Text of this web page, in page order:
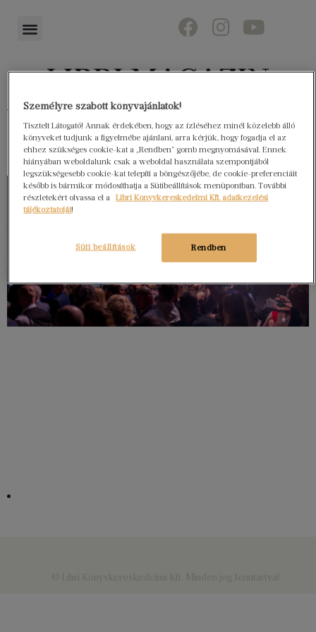
Könyvektől az olvasókig
Személyre szabott könyvajánlatok!
Tisztelt Látogató! Annak érdekében, hogy az ízléséhez minél közelebb álló
könyveket tudjunk a figyelmébe ajánlani, arra kérjük, hogy fogadja el az
ehhez szükséges cookie-kat a „Rendben” gomb megnyomásával. Ennek
hiányában weboldalunk csak a weboldal használata szempontjából
legszükségesebb cookie-kat telepíti a böngészőjébe, de cookie-preferenciáit
később is bármikor módosíthatja a Sütibeállítások menüpontban. További
részletekért olvassa el a
Libri Könyvkereskedelmi Kft. adatkezelési
tájékoztatóját!
Rendben
Süti beállítások